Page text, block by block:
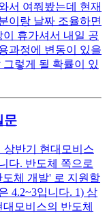
서 여쭤봤는데 현재
이랑 날짜 조율하면
휴가셔서 내일 공
과정에 변동이 있을
렇게 될 확률이 있
문
상반기 현대모비스
다. 반도체 쪽으로
체 개발' 로 지원할
4.2~3입니다. 1) 삼
모비스의 반도체